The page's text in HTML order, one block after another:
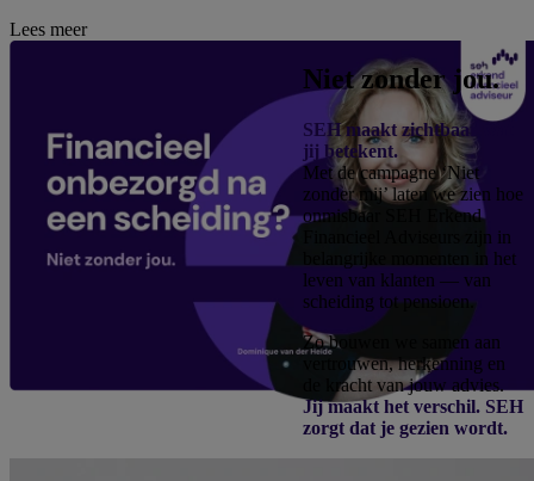
Lees meer
Niet zonder jou.
SEH maakt zichtbaar wat
jij betekent.
Met de campagne ‘Niet
zonder mij’ laten we zien hoe
onmisbaar SEH Erkend
Financieel Adviseurs zijn in
belangrijke momenten in het
leven van klanten — van
scheiding tot pensioen.
Zo bouwen we samen aan
vertrouwen, herkenning en
de kracht van jouw advies.
Jij maakt het verschil. SEH
zorgt dat je gezien wordt.